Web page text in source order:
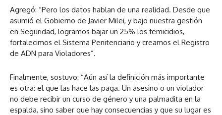
Agregó: “Pero los datos hablan de una realidad. Desde que
asumió el Gobierno de Javier Milei, y bajo nuestra gestión
en Seguridad, logramos bajar un 25% los femicidios,
fortalecimos el Sistema Penitenciario y creamos el Registro
de ADN para Violadores”.
Finalmente, sostuvo: “Aún así la definición más importante
es otra: el que las hace las paga. Un asesino o un violador
no debe recibir un curso de género y una palmadita en la
espalda, sino saber que hay consecuencias y que su lugar es